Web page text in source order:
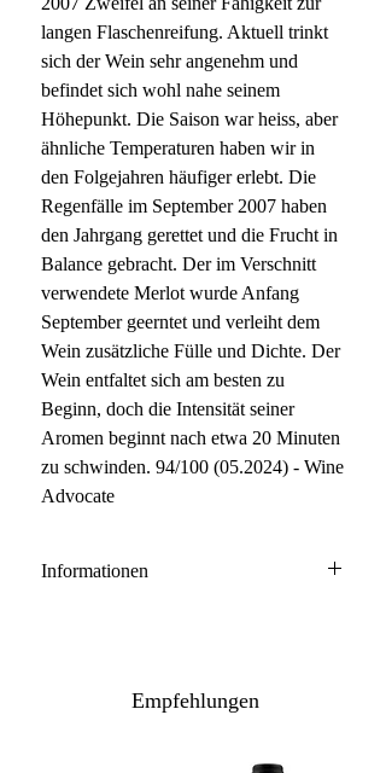
langen Flaschenreifung. Aktuell trinkt
sich der Wein sehr angenehm und
befindet sich wohl nahe seinem
Höhepunkt. Die Saison war heiss, aber
ähnliche Temperaturen haben wir in
den Folgejahren häufiger erlebt. Die
Regenfälle im September 2007 haben
den Jahrgang gerettet und die Frucht in
Balance gebracht. Der im Verschnitt
verwendete Merlot wurde Anfang
September geerntet und verleiht dem
Wein zusätzliche Fülle und Dichte. Der
Wein entfaltet sich am besten zu
Beginn, doch die Intensität seiner
Aromen beginnt nach etwa 20 Minuten
zu schwinden. 94/100 (05.2024) - Wine
Advocate
Informationen
Ausbau: 18 Monate Barrique
Empfehlungen